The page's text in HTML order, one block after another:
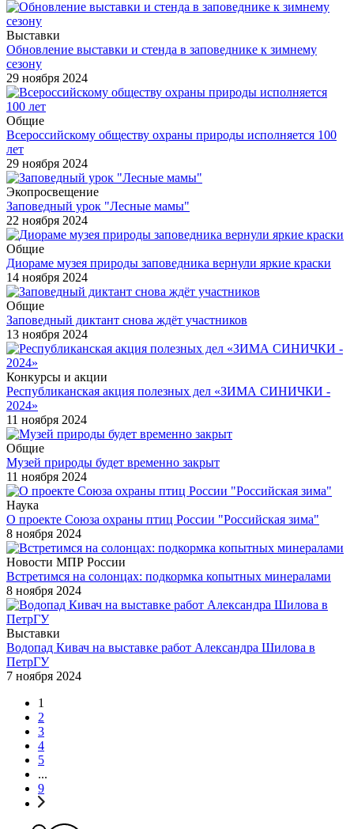
Выставки
Обновление выставки и стенда в заповеднике к зимнему
сезону
29 ноября 2024
Общие
Всероссийскому обществу охраны природы исполняется 100
лет
29 ноября 2024
Экопросвещение
Заповедный урок "Лесные мамы"
22 ноября 2024
Общие
Диораме музея природы заповедника вернули яркие краски
14 ноября 2024
Общие
Заповедный диктант снова ждёт участников
13 ноября 2024
Конкурсы и акции
Республиканская акция полезных дел «ЗИМА СИНИЧКИ -
2024»
11 ноября 2024
Общие
Музей природы будет временно закрыт
11 ноября 2024
Наука
О проекте Союза охраны птиц России "Российская зима"
8 ноября 2024
Новости МПР России
Встретимся на солонцах: подкормка копытных минералами
8 ноября 2024
Выставки
Водопад Кивач на выставке работ Александра Шилова в
ПетрГУ
7 ноября 2024
1
2
3
4
5
...
9